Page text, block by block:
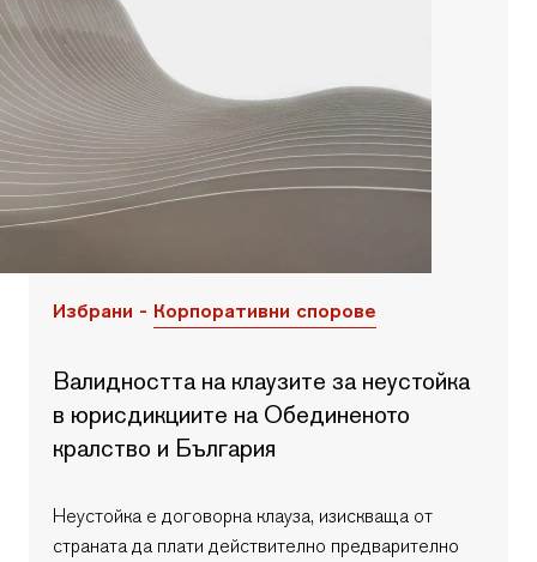
Избрани - Корпоративни спорове
Валидността на клаузите за неустойка
в юрисдикциите на Обединеното
кралство и България
Неустойка е договорна клауза, изискваща от
страната да плати действително предварително